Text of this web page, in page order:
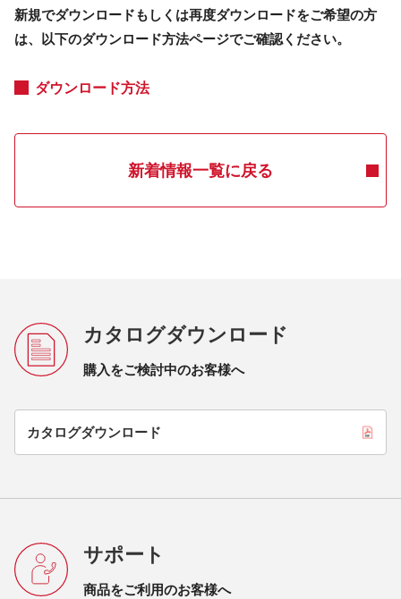
新規でダウンロードもしくは再度ダウンロードをご希望の方
は、以下のダウンロード方法ページでご確認ください。
ダウンロード方法
新着情報一覧に戻る
カタログダウンロード
購入をご検討中のお客様へ
カタログダウンロード
サポート
商品をご利用のお客様へ